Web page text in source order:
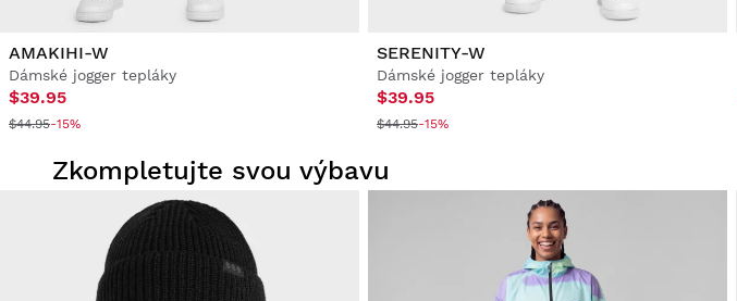
AMAKIHI-W
Dámské jogger tepláky
$39.95
$44.95-15%
SERENITY-W
Dámské jogger tepláky
$39.95
$44.95-15%
Zkompletujte svou výbavu